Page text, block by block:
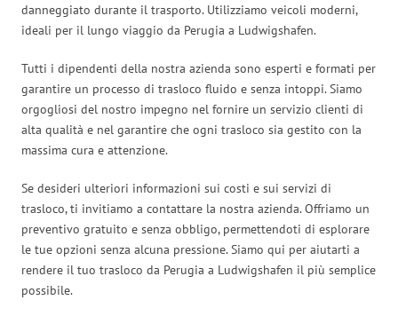
danneggiato durante il trasporto. Utilizziamo veicoli moderni,
ideali per il lungo viaggio da Perugia a Ludwigshafen.
Tutti i dipendenti della nostra azienda sono esperti e formati per
garantire un processo di trasloco fluido e senza intoppi. Siamo
orgogliosi del nostro impegno nel fornire un servizio clienti di
alta qualità e nel garantire che ogni trasloco sia gestito con la
massima cura e attenzione.
Se desideri ulteriori informazioni sui costi e sui servizi di
trasloco, ti invitiamo a contattare la nostra azienda. Offriamo un
preventivo gratuito e senza obbligo, permettendoti di esplorare
le tue opzioni senza alcuna pressione. Siamo qui per aiutarti a
rendere il tuo trasloco da Perugia a Ludwigshafen il più semplice
possibile.